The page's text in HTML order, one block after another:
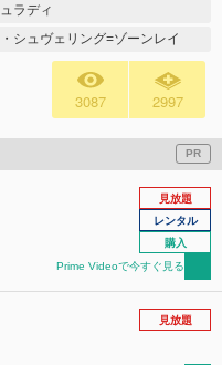
ラディ
シュヴェリング=ゾーンレイ
3087 2997
PR
見放題
レンタル
購入
Prime Videoで今すぐ見る
見放題